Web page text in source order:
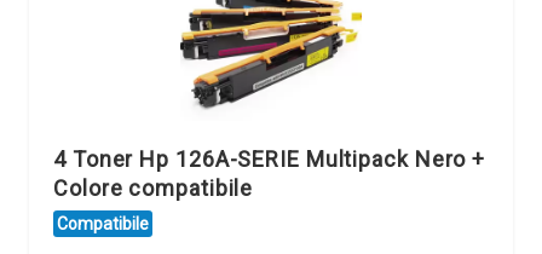
4 Toner Hp 126A-SERIE Multipack Nero +
Colore compatibile
Compatibile